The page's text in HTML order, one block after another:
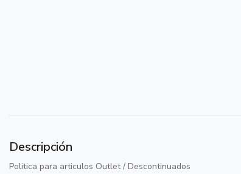
Descripción
Politica para articulos Outlet / Descontinuados